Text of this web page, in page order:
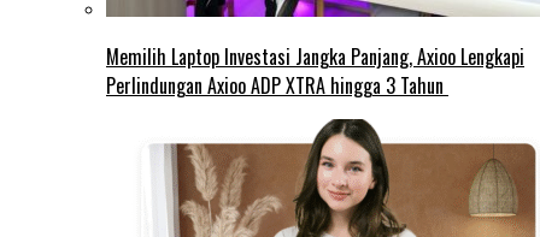
Memilih Laptop Investasi Jangka Panjang, Axioo Lengkapi
Perlindungan Axioo ADP XTRA hingga 3 Tahun